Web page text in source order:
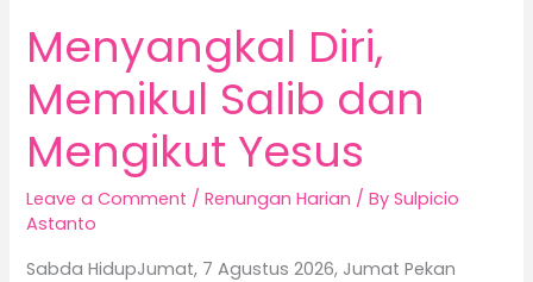
Menyangkal Diri,
Memikul Salib dan
Mengikut Yesus
Leave a Comment /Renungan Harian / BySulpicio
Astanto
Sabda HidupJumat, 7 Agustus 2026, Jumat Pekan